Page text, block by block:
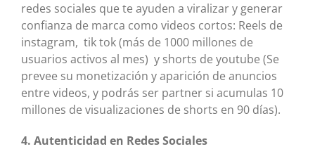
redes sociales que te ayuden a viralizar y generar
confianza de marca como videos cortos: Reels de
instagram, tik tok (más de 1000 millones de
usuarios activos al mes) y shorts de youtube (Se
prevee su monetización y aparición de anuncios
entre videos, y podrás ser partner si acumulas 10
millones de visualizaciones de shorts en 90 días).
4. Autenticidad en Redes Sociales